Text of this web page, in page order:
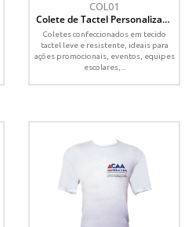
COL01
Colete de Tactel Personalizado
– Modelos e Cores Variadas
Coletes confeccionados em tecido
tactel leve e resistente, ideais para
ações promocionais, eventos, equipes
escolares,...